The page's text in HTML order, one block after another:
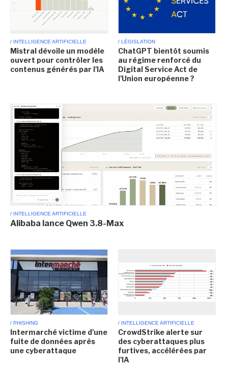
/ INTELLIGENCE ARTIFICIELLE
Mistral dévoile un modèle
ouvert pour contrôler les
contenus générés par l'IA
/ LÉGISLATION
ChatGPT bientôt soumis
au régime renforcé du
Digital Service Act de
l'Union européenne ?
/ INTELLIGENCE ARTIFICIELLE
Alibaba lance Qwen 3.8-Max
/ PHISHING
Intermarché victime d'une
fuite de données après
une cyberattaque
/ INTELLIGENCE ARTIFICIELLE
CrowdStrike alerte sur
des cyberattaques plus
furtives, accélérées par
l'IA